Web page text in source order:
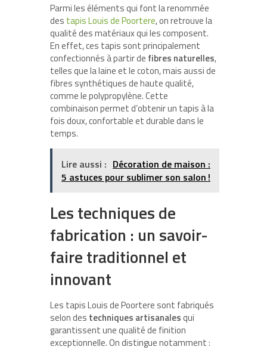
Parmi les éléments qui font la renommée
des tapis Louis de Poortere, on retrouve la
qualité des matériaux qui les composent.
En effet, ces tapis sont principalement
confectionnés à partir de fibres naturelles,
telles que la laine et le coton, mais aussi de
fibres synthétiques de haute qualité,
comme le polypropylène. Cette
combinaison permet d’obtenir un tapis à la
fois doux, confortable et durable dans le
temps.
Lire aussi : Décoration de maison :
5 astuces pour sublimer son salon !
Les techniques de
fabrication : un savoir-
faire traditionnel et
innovant
Les tapis Louis de Poortere sont fabriqués
selon des techniques artisanalesqui
garantissent une qualité de finition
exceptionnelle. On distingue notamment :